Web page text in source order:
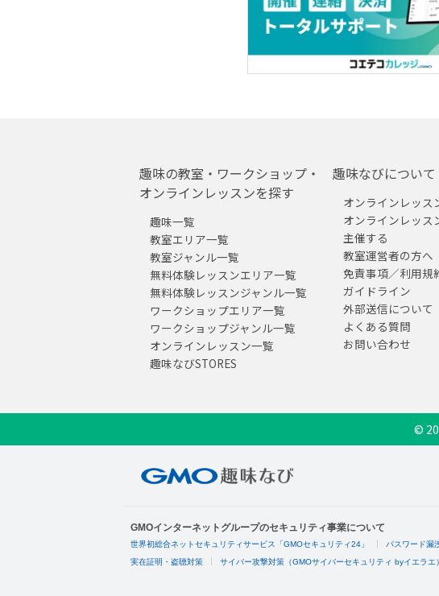
趣味の教室・ワークショップ・
オンラインレッスンを探す
趣味一覧
教室エリア一覧
教室ジャンル一覧
無料体験レッスンエリア一覧
無料体験レッスンジャンル一覧
ワークショップエリア一覧
ワークショップジャンル一覧
オンラインレッスン一覧
趣味なびSTORES
趣味なびについて
オンラインレッス
オンラインレッス
主催する
教室運営者の方へ
免責事項／利用規
ガイドライン
外部送信について
よくある質問
お問い合わせ
©